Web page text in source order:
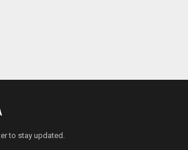
to stay updated.